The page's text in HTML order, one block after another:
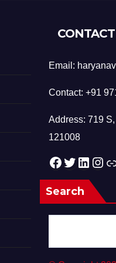
Email:
Contact: +91
Address: 719
121008
Facebook Twitter LinkedIn Instagram Link
Search